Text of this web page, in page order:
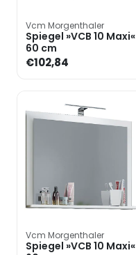
Vcm Morgenthaler
Spiegel »VCB 10 Maxi«
60 cm
€102,84
Vcm Morgenthaler
Spiegel »VCB 10 Maxi«